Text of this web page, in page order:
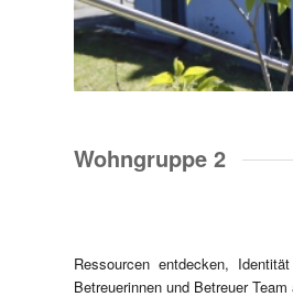
Wohngruppe 2
Ressourcen entdecken,
Betreuerinnen und Betreuer